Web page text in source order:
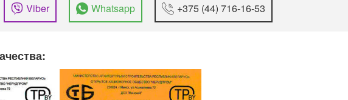
Viber Whatsapp +375 (44) 716-16-53